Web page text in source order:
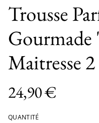
Trousse
Gourmade
Maitresse
24,90 €
QUANTITÉ